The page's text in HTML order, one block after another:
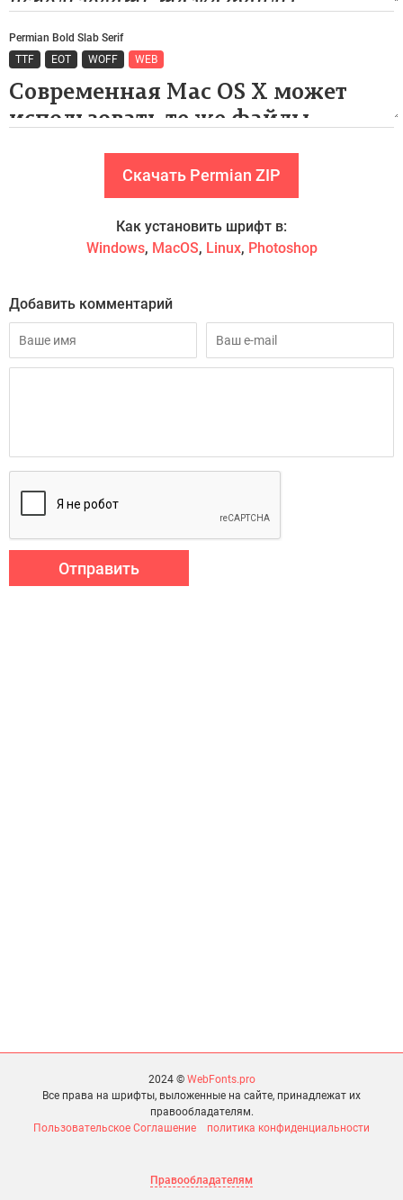
Permian Bold Slab Serif
TTF
EOT WOFF WEB
Скачать Permian ZIP
Как установить шрифт в:
Windows, MacOS, Linux, Photoshop
Добавить комментарий
Отправить
2024 © WebFonts.pro
Все права на шрифты, выложенные на сайте, принадлежат их
правообладателям.
Пользовательское Соглашение
политика конфиденциальности
Правообладателям